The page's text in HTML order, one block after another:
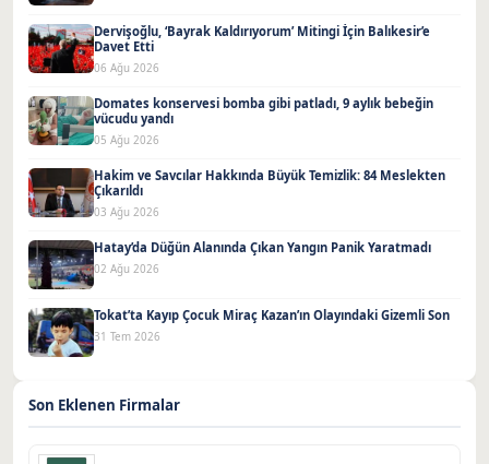
Dervişoğlu, ‘Bayrak Kaldırıyorum’ Mitingi İçin Balıkesir’e
Davet Etti
06 Ağu 2026
Domates konservesi bomba gibi patladı, 9 aylık bebeğin
vücudu yandı
05 Ağu 2026
Hakim ve Savcılar Hakkında Büyük Temizlik: 84 Meslekten
Çıkarıldı
03 Ağu 2026
Hatay’da Düğün Alanında Çıkan Yangın Panik Yaratmadı
02 Ağu 2026
Tokat’ta Kayıp Çocuk Miraç Kazan’ın Olayındaki Gizemli Son
31 Tem 2026
Son Eklenen Firmalar